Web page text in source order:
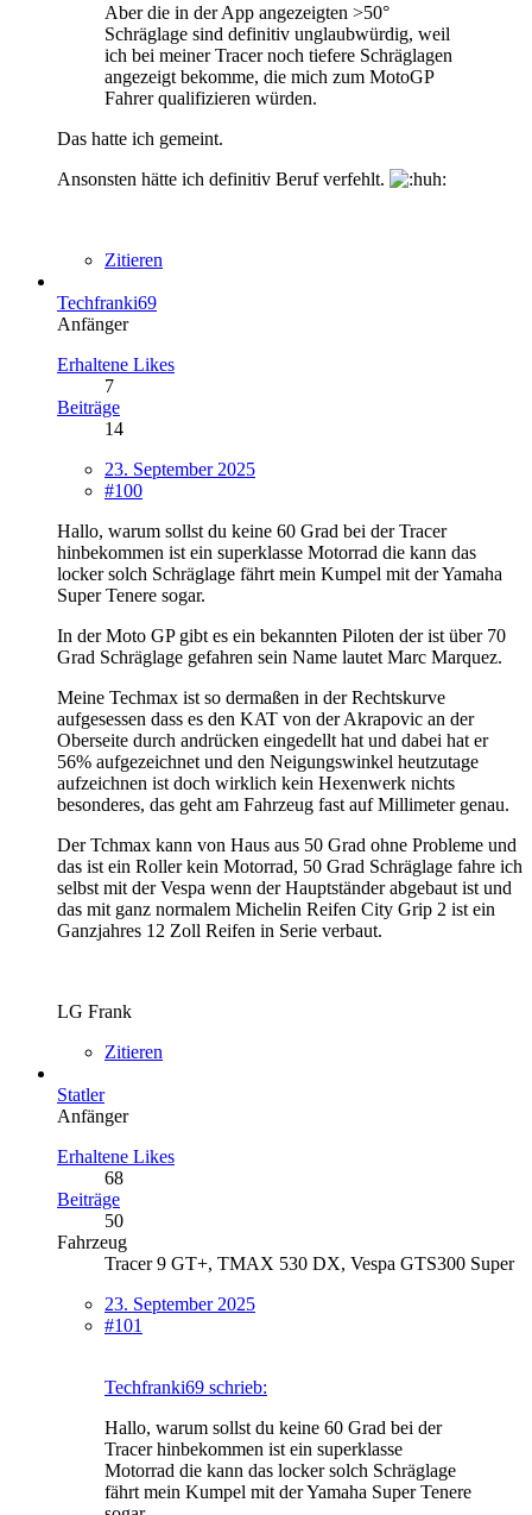
Aber die in der App angezeigten >50°
Schräglage sind definitiv unglaubwürdig, weil
ich bei meiner Tracer noch tiefere Schräglagen
angezeigt bekomme, die mich zum MotoGP
Fahrer qualifizieren würden.
Das hatte ich gemeint.
Ansonsten hätte ich definitiv Beruf verfehlt.
Zitieren
Techfranki69
Anfänger
Erhaltene Likes
7
Beiträge
14
23. September 2025
#100
Hallo, warum sollst du keine 60 Grad bei der Tracer
hinbekommen ist ein superklasse Motorrad die kann das
locker solch Schräglage fährt mein Kumpel mit der Yamaha
Super Tenere sogar.
In der Moto GP gibt es ein bekannten Piloten der ist über 70
Grad Schräglage gefahren sein Name lautet Marc Marquez.
Meine Techmax ist so dermaßen in der Rechtskurve
aufgesessen dass es den KAT von der Akrapovic an der
Oberseite durch andrücken eingedellt hat und dabei hat er
56% aufgezeichnet und den Neigungswinkel heutzutage
aufzeichnen ist doch wirklich kein Hexenwerk nichts
besonderes, das geht am Fahrzeug fast auf Millimeter genau.
Der Tchmax kann von Haus aus 50 Grad ohne Probleme und
das ist ein Roller kein Motorrad, 50 Grad Schräglage fahre ich
selbst mit der Vespa wenn der Hauptständer abgebaut ist und
das mit ganz normalem Michelin Reifen City Grip 2 ist ein
Ganzjahres 12 Zoll Reifen in Serie verbaut.
LG Frank
Zitieren
Statler
Anfänger
Erhaltene Likes
68
Beiträge
50
Fahrzeug
Tracer 9 GT+, TMAX 530 DX, Vespa GTS300 Super
23. September 2025
#101
Techfranki69 schrieb:
Hallo, warum sollst du keine 60 Grad bei der
Tracer hinbekommen ist ein superklasse
Motorrad die kann das locker solch Schräglage
fährt mein Kumpel mit der Yamaha Super Tenere